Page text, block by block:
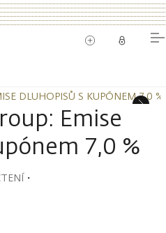
DLUHOPISŮ S KUPÓNEM 7,0 %
DLUHOPISŮ S KUPÓNEM 7,0 %
Emise
7,0 %
・